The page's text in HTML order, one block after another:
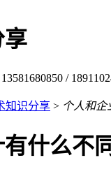
享
/
知识分享 > 个人和企
什么不